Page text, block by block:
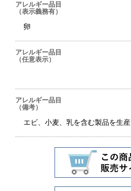
アレルギー品目
（表示義務有）
卵
アレルギー品目
（任意表示）
アレルギー品目
（備考）
エビ、小麦、乳を含む製品を生産